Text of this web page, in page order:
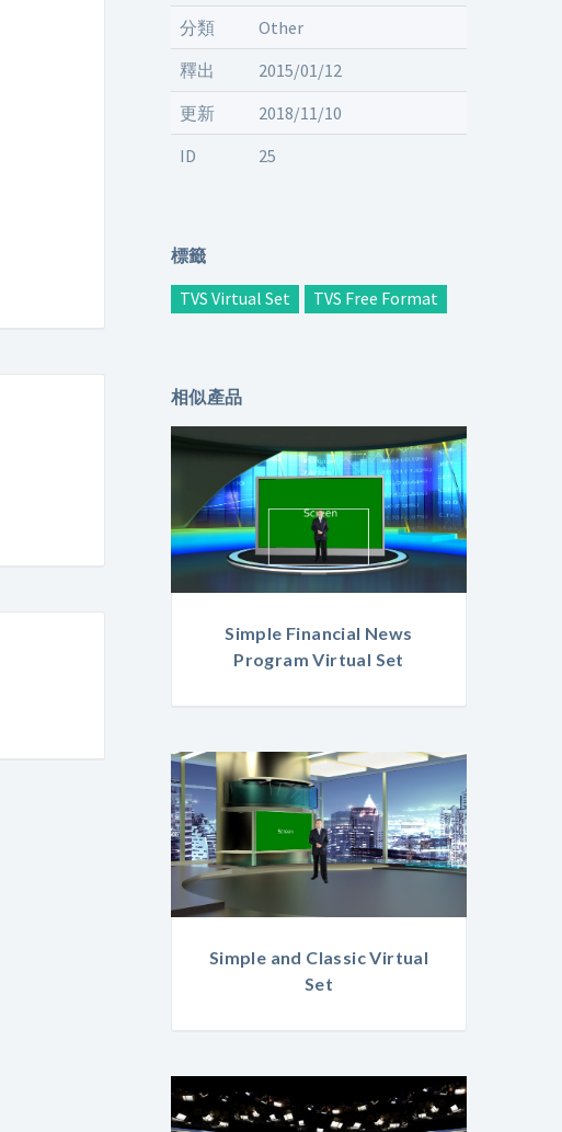
分類
Other
釋出
2015/01/12
更新
2018/11/10
ID
25
標籤
TVS Virtual Set TVS Free Format
相似產品
Simple Financial News
Program Virtual Set
Simple and Classic Virtual
Set